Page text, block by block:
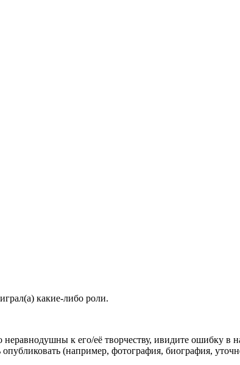
какие-либо роли.
к его/её творчеству, ивидите ошибку в
(например, фотография, биография,